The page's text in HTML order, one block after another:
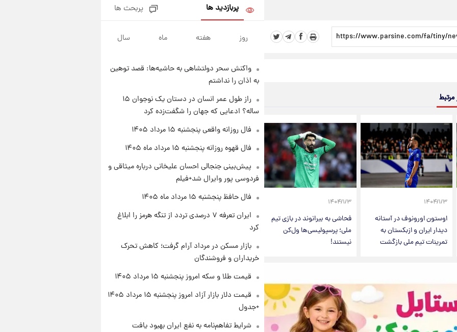
مرتبط
۱۴۰۴/۱/۳
اوستون اورونوف در آستانه
دیدار ایران و ازبکستان به
تمرینات تیم ملی بازگشت
۱۴۰۴/۱/۳
فحاشی به بیرانوند در بازی تیم
ملی؛ پرسپولیسی‌ها ول‌کن
نیستند!
فال قهوه روزانه پنجشنبه ۱۵ مرداد
ماه ۱۴۰۵
۱ روز پیش
چهارشنبه ۱۴ مرداد + جدول
۱ روز پیش
تولید سایپا؛ نام خودرو، مبلغ پیش
پرداخت و زمان تحویل | سود
مشارکت چند درصد است؟
پربازدید ها پربحث ها
روز هفته ماه سال
واکنش سحر دولتشاهی به حاشیه‌ها: قصد توهین
به اذان را نداشتم
راز طول عمر انسان در دستان یک نوجوان ۱۵
ساله؟ ادعایی که جهان را شگفت‌زده کرد
فال روزانه واقعی پنجشنبه ۱۵ مرداد ۱۴۰۵
فال قهوه روزانه پنجشنبه ۱۵ مرداد ماه ۱۴۰۵
پیش‌بینی جنجالی احسان علیخانی درباره میثاقی و
فردوسی پور وایرال شد+فیلم
فال حافظ پنجشنبه ۱۵ مرداد ماه ۱۴۰۵
ایران تعرفه ۷ درصدی تردد از تنگه هرمز را ابلاغ
کرد
بازار مسکن در مرداد آرام گرفت؛ کاهش تحرک
خریداران و فروشندگان
قیمت طلا و سکه امروز پنجشنبه ۱۵ مرداد ۱۴۰۵
قیمت دلار بازار آزاد امروز پنجشنبه ۱۵ مرداد ۱۴۰۵
+جدول
شرایط تفاهم‌نامه به نفع ایران بهبود یافت